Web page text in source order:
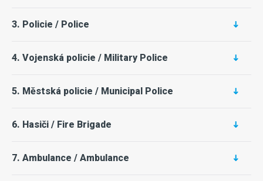
3. Policie / Police
4. Vojenská policie / Military Police
5. Městská policie / Municipal Police
6. Hasiči / Fire Brigade
7. Ambulance / Ambulance